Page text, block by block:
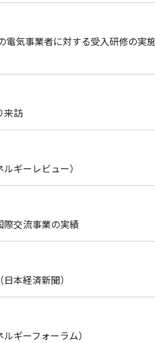
電気事業者に対する受入研修の実
来訪
ギーレビュー）
際交流事業の実績
本経済新聞）
ギーフォーラム）